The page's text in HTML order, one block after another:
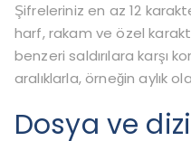
Şifreleriniz en az 12
harf, rakam ve özel
benzeri saldırılara karşı
aralıklarla, örneğin aylık
Dosya ve